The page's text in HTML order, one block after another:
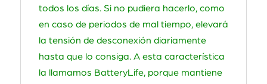
todos los días. Si no pudiera hacerlo, como
en caso de periodos de mal tiempo, elevará
la tensión de desconexión diariamente
hasta que lo consiga. A esta característica
la llamamos BatteryLife, porque mantiene